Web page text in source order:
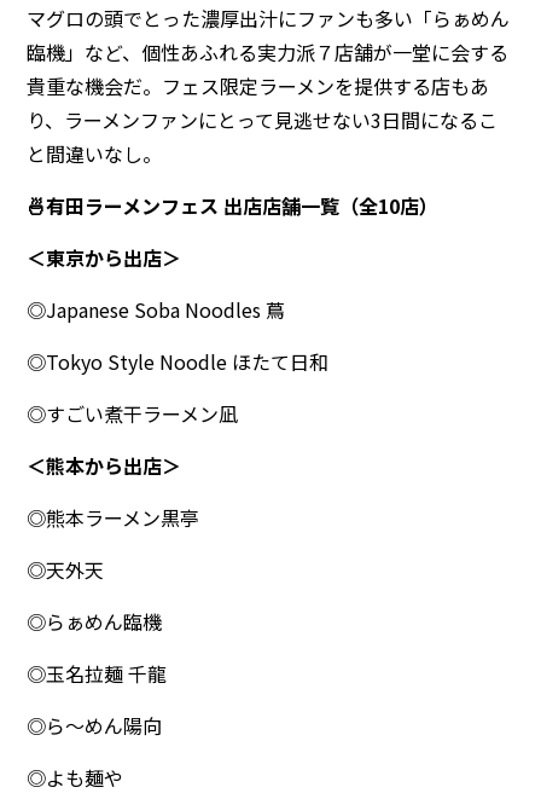
マグロの頭でとった濃厚出汁にファンも多い「らぁめん
臨機」など、個性あふれる実力派７店舗が一堂に会する
貴重な機会だ。フェス限定ラーメンを提供する店もあ
り、ラーメンファンにとって見逃せない3日間になるこ
と間違いなし。
🍜有田ラーメンフェス 出店店舗一覧（全10店）
＜東京から出店＞
◎Japanese Soba Noodles 蔦
◎Tokyo Style Noodle ほたて日和
◎すごい煮干ラーメン凪
＜熊本から出店＞
◎熊本ラーメン黒亭
◎天外天
◎らぁめん臨機
◎玉名拉麺 千龍
◎ら～めん陽向
◎よも麺や